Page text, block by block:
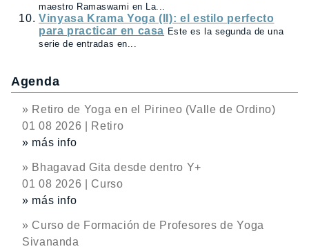
maestro Ramaswami en La...
Vinyasa Krama Yoga (II): el estilo perfecto
para practicar en casa Este es la segunda de una
serie de entradas en...
Agenda
» Retiro de Yoga en el Pirineo (Valle de Ordino)
01 08 2026 | Retiro
» más info
» Bhagavad Gita desde dentro Y+
01 08 2026 | Curso
» más info
» Curso de Formación de Profesores de Yoga
Sivananda